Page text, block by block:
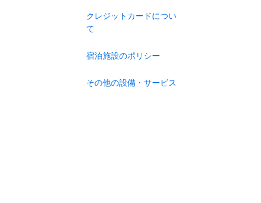
クレジットカードについ
て
宿泊施設のポリシー
その他の設備・サービス